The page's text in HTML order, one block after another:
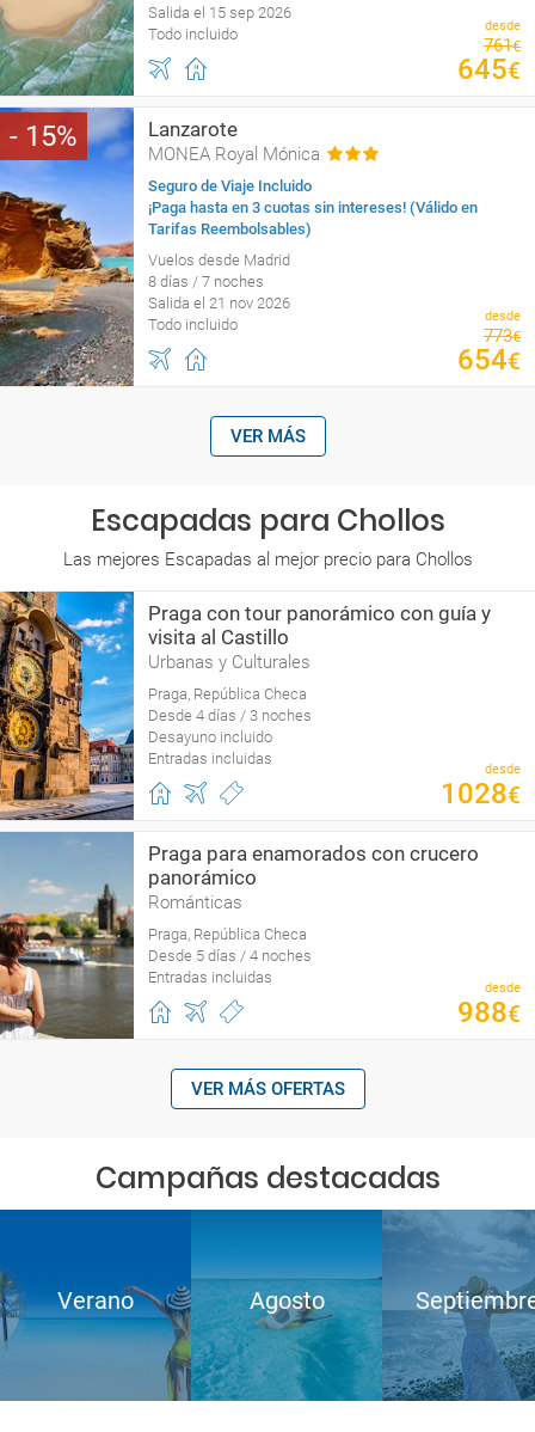
Salida el 15 sep 2026
Todo incluido
desde
761€
645€
15 Lanzarote
MONEA Royal Mónica
Seguro de Viaje Incluido
¡Paga hasta en 3 cuotas sin intereses! (Válido en
Tarifas Reembolsables)
Vuelos desde Madrid
8 días / 7 noches
Salida el 21 nov 2026
Todo incluido
desde
773€
654€
VER MÁS
Escapadas para Chollos
Las mejores Escapadas al mejor precio para Chollos
Praga con tour panorámico con guía y
visita al Castillo
Urbanas y Culturales
Praga, República Checa
Desde 4 días / 3 noches
Desayuno incluido
Entradas incluidas
desde
1028€
Praga para enamorados con crucero
panorámico
Románticas
Praga, República Checa
Desde 5 días / 4 noches
Entradas incluidas
desde
988€
VER MÁS OFERTAS
Campañas destacadas
Verano Agosto